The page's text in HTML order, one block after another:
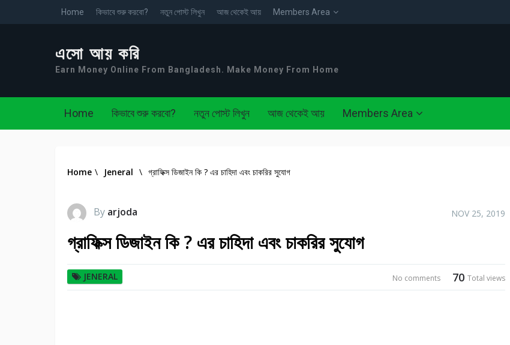
Home কিভাবে শুরু করবো? নতুন পোস্ট লিখুন আজ থেকেই আয় Members Area
এসো আয় করি
Earn Money Online From Bangladesh. Make Money From Home
Home কিভাবে শুরু করবো? নতুন পোস্ট লিখুন আজ থেকেই আয় Members Area
Home \ Jeneral \ গ্রাফিক্স ডিজাইন কি ? এর চাহিদা এবং চাকরির সুযোগ
By arjoda NOV 25, 2019
গ্রাফিক্স ডিজাইন কি ? এর চাহিদা এবং চাকরির সুযোগ
JENERAL 70 Total views
No comments